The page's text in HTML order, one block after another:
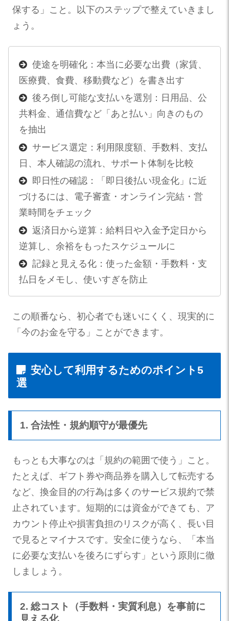
保する」こと。以下のステップで整えていきまし
ょう。
使途を明確化：本当に必要な出費（家賃、
医療費、食費、移動費など）を書き出す
後ろ倒し可能な支払いを選別：日用品、公
共料金、通信費など「あと払い」向きのもの
を抽出
サービス選定：利用限度額、手数料、支払
日、本人確認の流れ、サポート体制を比較
即日性の確認：「即日後払い現金化」に近
づけるには、電子審査・オンライン完結・営
業時間をチェック
返済日から逆算：給料日や入金予定日から
逆算し、余裕をもったスケジュールに
記録と見える化：使った金額・手数料・支
払日をメモし、使いすぎを防止
この順番なら、初心者でも迷いにくく、現実的に
「今のお金を守る」ことができます。
安心して利用するためのポイント5
選
1. 合法性・規約順守が最優先
もっとも大事なのは「規約の範囲で使う」こと。
たとえば、ギフト券や商品券を購入して転売する
など、換金目的の行為は多くのサービス規約で禁
止されています。短期的には資金ができても、ア
カウント停止や損害負担のリスクが高く、長い目
で見るとマイナスです。安全に使うなら、「本当
に必要な支払いを後ろにずらす」という原則に徹
しましょう。
2. 総コスト（手数料・実質利息）を事前に
見える化